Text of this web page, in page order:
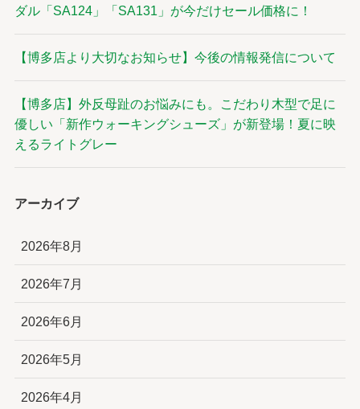
ダル「SA124」「SA131」が今だけセール価格に！
【博多店より大切なお知らせ】今後の情報発信について
【博多店】外反母趾のお悩みにも。こだわり木型で足に
優しい「新作ウォーキングシューズ」が新登場！夏に映
えるライトグレー
アーカイブ
2026年8月
2026年7月
2026年6月
2026年5月
2026年4月